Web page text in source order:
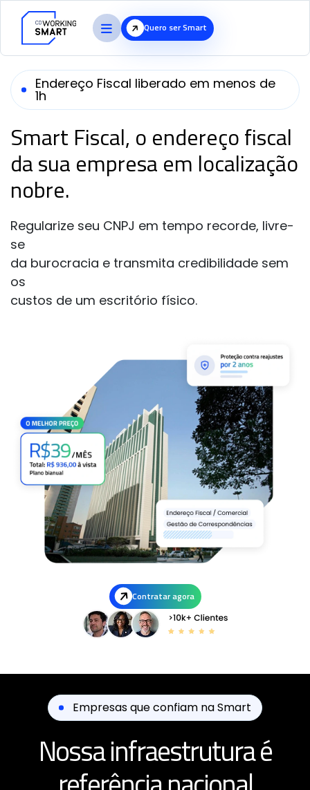
Quero ser Smart
Endereço Fiscal liberado em menos de
1h
Smart Fiscal, o endereçofiscal
da sua empresa em localização
nobre.
Regularize seu CNPJ em tempo recorde, livre-
se
da burocracia e transmita credibilidade sem
os
custos de um escritório físico.
Contratar agora
Empresas que confiam na Smart
Nossa infraestrutura é